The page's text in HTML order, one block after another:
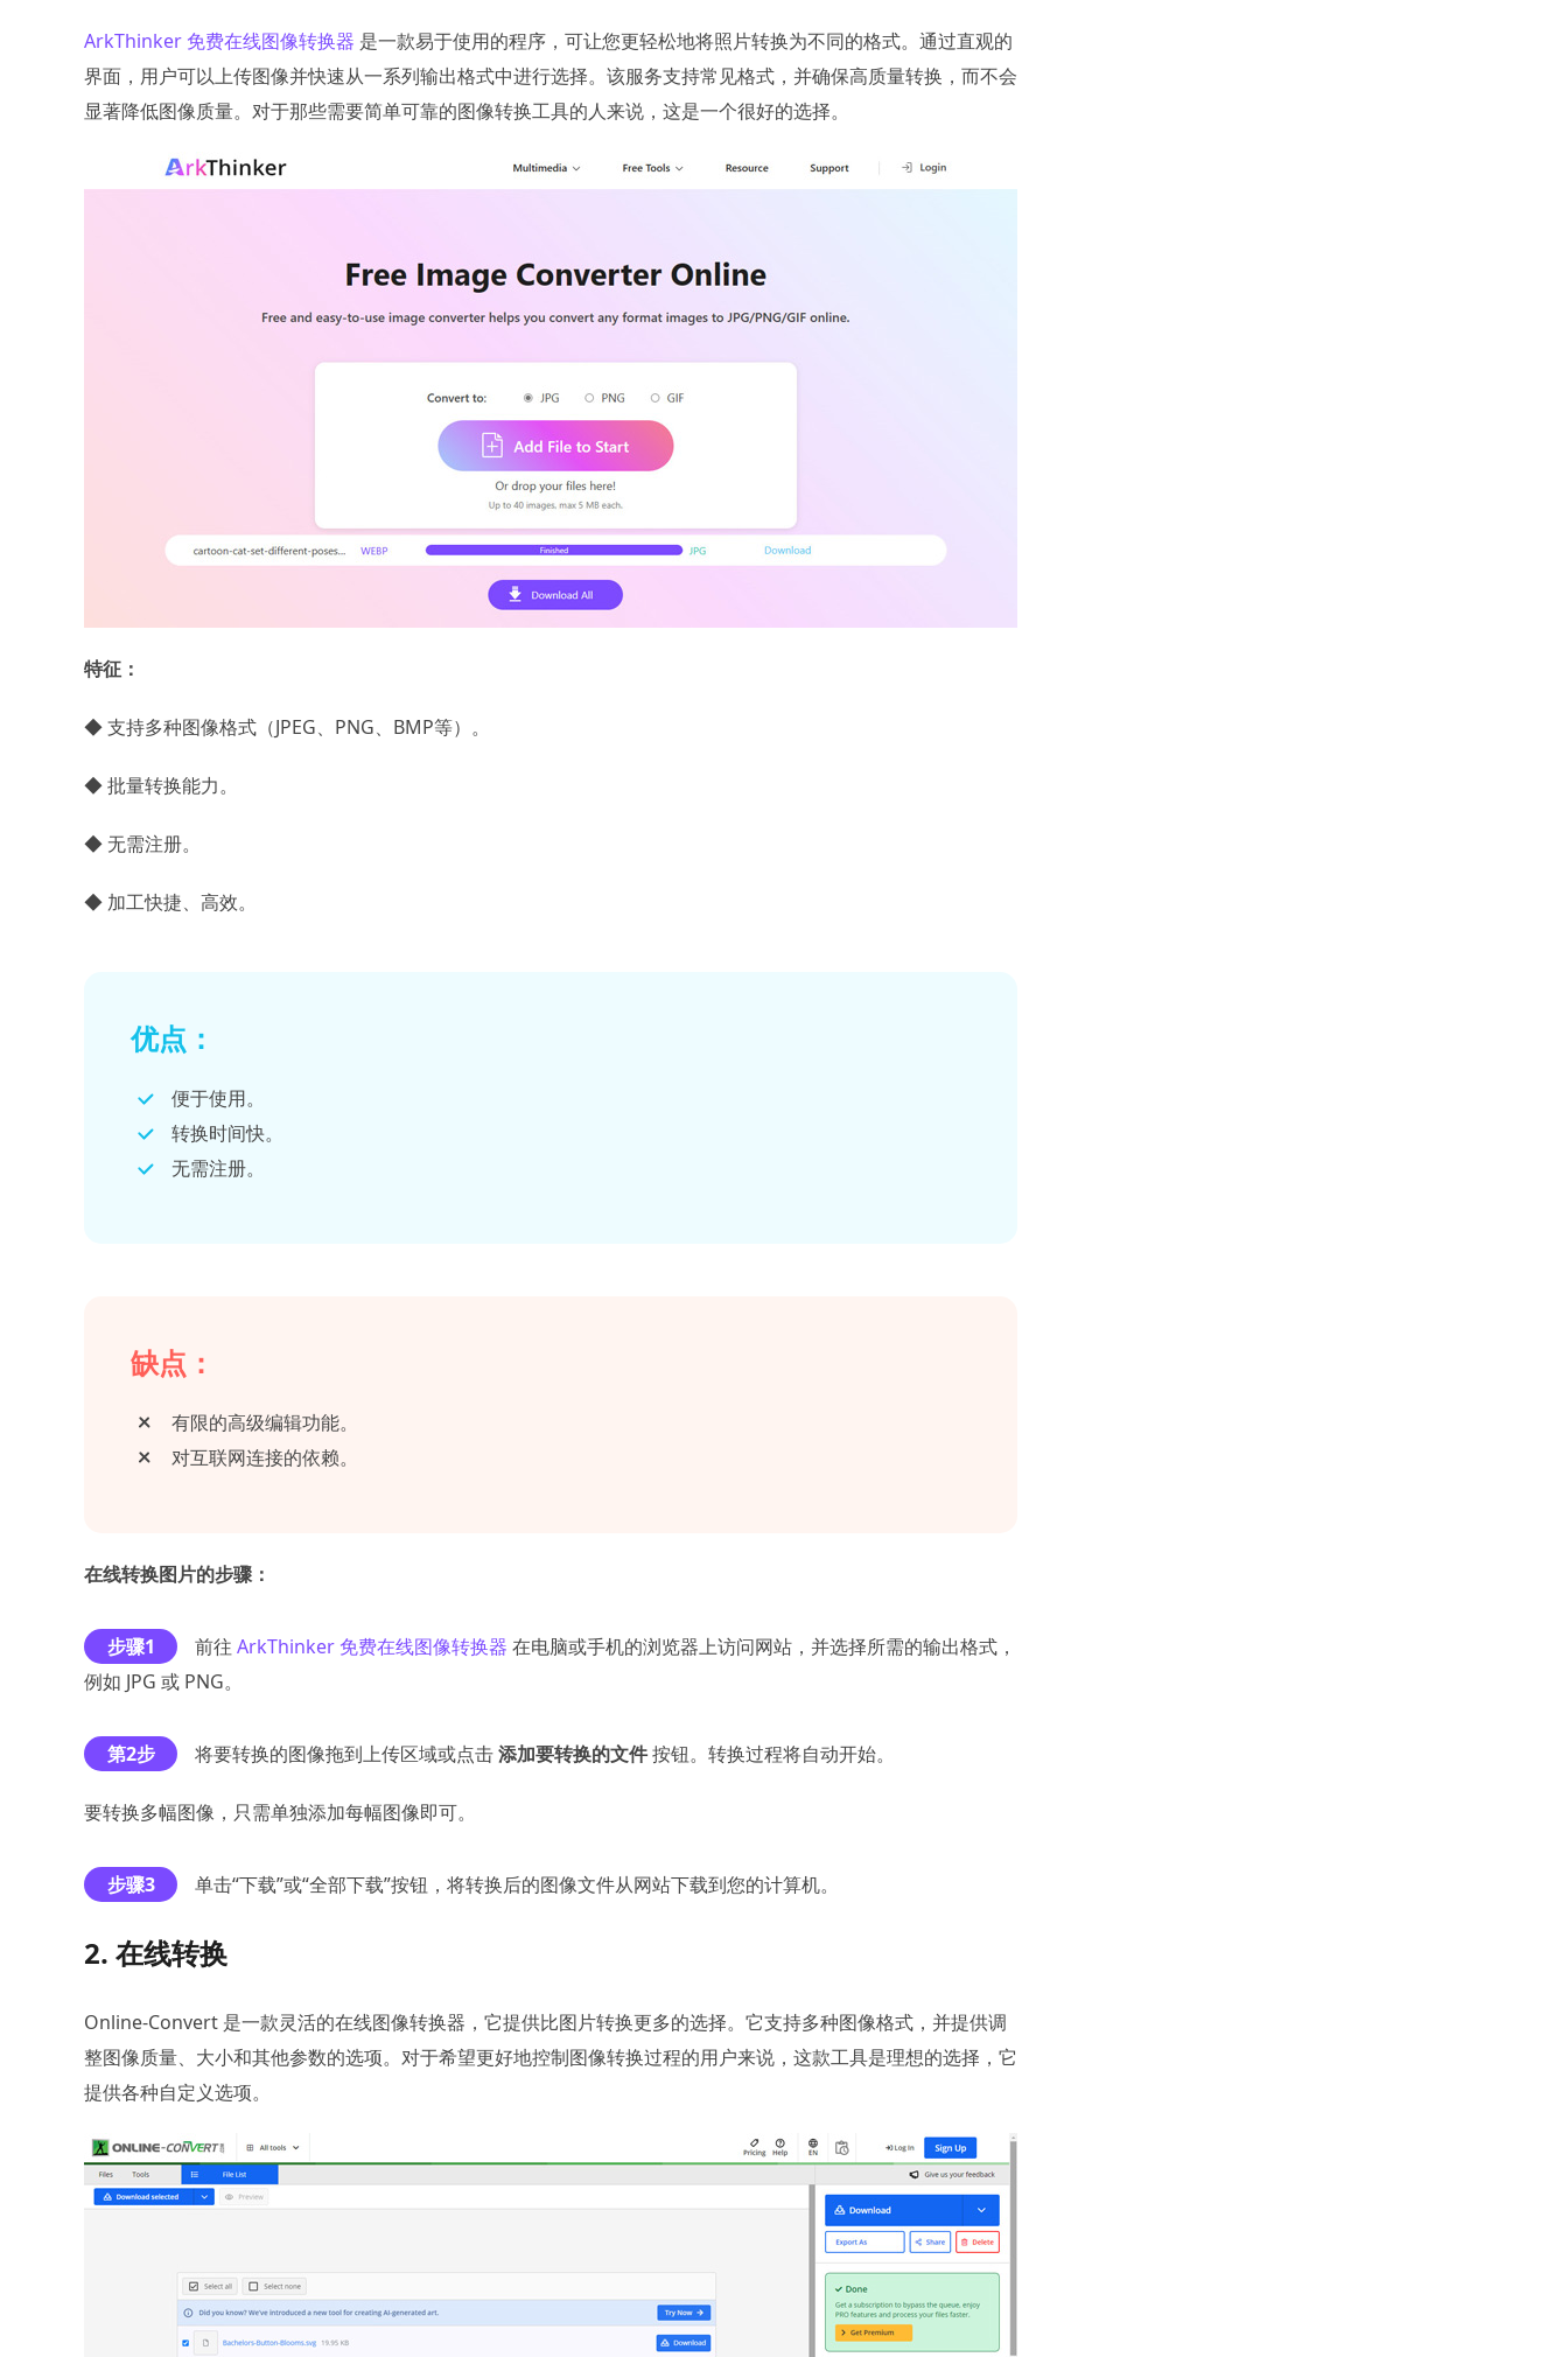
ArkThinker 免费在线图像转换器 是一款易于使用的程序，可让您更轻松地将照片转换为不同的格式。通过直观的
界面，用户可以上传图像并快速从一系列输出格式中进行选择。该服务支持常见格式，并确保高质量转换，而不会
显著降低图像质量。对于那些需要简单可靠的图像转换工具的人来说，这是一个很好的选择。
特征：
◆ 支持多种图像格式（JPEG、PNG、BMP等）。
◆ 批量转换能力。
◆ 无需注册。
◆ 加工快捷、高效。
优点：
便于使用。
转换时间快。
无需注册。
缺点：
有限的高级编辑功能。
对互联网连接的依赖。
在线转换图片的步骤：
步骤1 前往 ArkThinker 免费在线图像转换器 在电脑或手机的浏览器上访问网站，并选择所需的输出格式，
例如 JPG 或 PNG。
第2步 将要转换的图像拖到上传区域或点击添加要转换的文件按钮。转换过程将自动开始。
要转换多幅图像，只需单独添加每幅图像即可。
步骤3 单击“下载”或“全部下载”按钮，将转换后的图像文件从网站下载到您的计算机。
2. 在线转换
Online-Convert 是一款灵活的在线图像转换器，它提供比图片转换更多的选择。它支持多种图像格式，并提供调
整图像质量、大小和其他参数的选项。对于希望更好地控制图像转换过程的用户来说，这款工具是理想的选择，它
提供各种自定义选项。